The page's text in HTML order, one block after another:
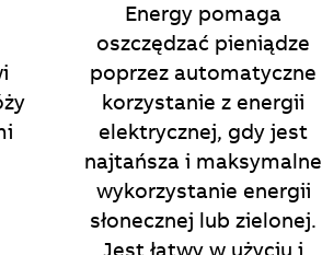
Energy pomaga
oszczędzać pieniądze
poprzez automatyczne
korzystanie z energii
elektrycznej, gdy jest
najtańsza i maksymalne
wykorzystanie energii
słonecznej lub zielonej.